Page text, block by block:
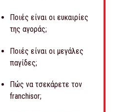
από 400 καταστήματα
Ποιές είναι οι ευκαιρίες
της αγοράς;
Ποιές είναι οι μεγάλες
παγίδες;
Πώς να τσεκάρετε τον
franchisor;